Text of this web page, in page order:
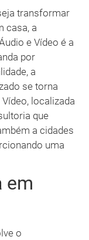
transformar
casa, a
e Vídeo é a
por
a
se torna
localizada
que
a cidades
uma
em
o